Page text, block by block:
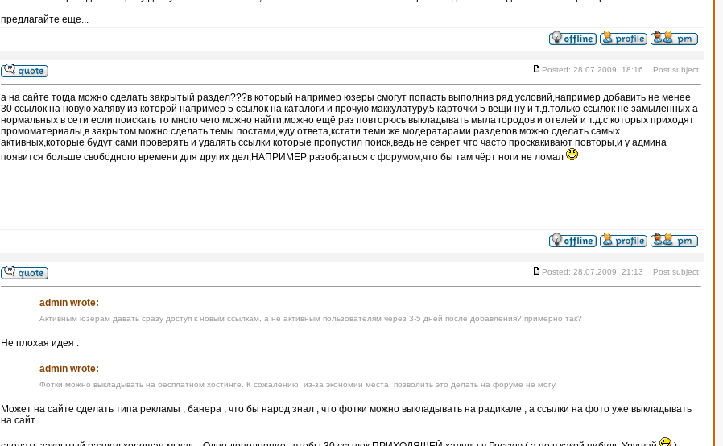
предлагайте еще...
Posted: 28.07.2009, 18:16 Post subject:
а на сайте тогда можно сделать закрытый раздел???в который например юзеры смогут попасть выполнив ряд условий,например добавить не менее
30 ссылок на новую халяву из которой например 5 ссылок на каталоги и прочую маккулатуру,5 карточки 5 вещи ну и т.д.только ссылок не замыленных а
нормальных в сети если поискать то много чего можно найти,можно ещё раз повторюсь выкладывать мыла городов и отелей и т.д.с которых приходят
промоматериалы,в закрытом можно сделать темы постами,жду ответа,кстати теми же модератарами разделов можно сделать самых
активных,которые будут сами проверять и удалять ссылки которые пропустил поиск,ведь не секрет что часто проскакивают повторы,и у админа
появится больше свободного времени для других дел,НАПРИМЕР разобраться с форумом,что бы там чёрт ноги не ломал
Posted: 28.07.2009, 21:13 Post subject:
admin wrote:
Активным юзерам давать сразу доступ к новым ссылкам, а не активным пользователям через 3-5 дней после добавления? примерно так?
Не плохая идея .
admin wrote:
Фотки можно выкладывать на бесплатном хостинге. К сожалению, из-за экономии места, позволить это делать на форуме не могу
Может на сайте сделать типа рекламы , банера , что бы народ знал , что фотки можно выкладывать на радикале , а ссылки на фото уже выкладывать
на сайт .